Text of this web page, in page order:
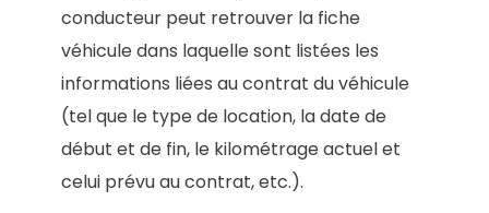
conducteur peut retrouver la fiche
véhicule dans laquelle sont listées les
informations liées au contrat du véhicule
(tel que le type de location, la date de
début et de fin, le kilométrage actuel et
celui prévu au contrat, etc.).